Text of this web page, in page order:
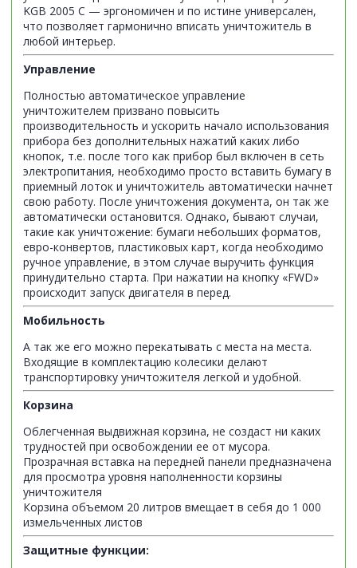
KGB 2005 C — эргономичен и по истине универсален,
что позволяет гармонично вписать уничтожитель в
любой интерьер.
Управление
Полностью автоматическое управление
уничтожителем призвано повысить
производительность и ускорить начало использования
прибора без дополнительных нажатий каких либо
кнопок, т.е. после того как прибор был включен в сеть
электропитания, необходимо просто вставить бумагу в
приемный лоток и уничтожитель автоматически начнет
свою работу. После уничтожения документа, он так же
автоматически остановится. Однако, бывают случаи,
такие как уничтожение: бумаги небольших форматов,
евро-конвертов, пластиковых карт, когда необходимо
ручное управление, в этом случае выручить функция
принудительно старта. При нажатии на кнопку «FWD»
происходит запуск двигателя в перед.
Мобильность
А так же его можно перекатывать с места на места.
Входящие в комплектацию колесики делают
транспортировку уничтожителя легкой и удобной.
Корзина
Облегченная выдвижная корзина, не создаст ни каких
трудностей при освобождении ее от мусора.
Прозрачная вставка на передней панели предназначена
для просмотра уровня наполненности корзины
уничтожителя
Корзина объемом 20 литров вмещает в себя до 1 000
измельченных листов
Защитные функции: